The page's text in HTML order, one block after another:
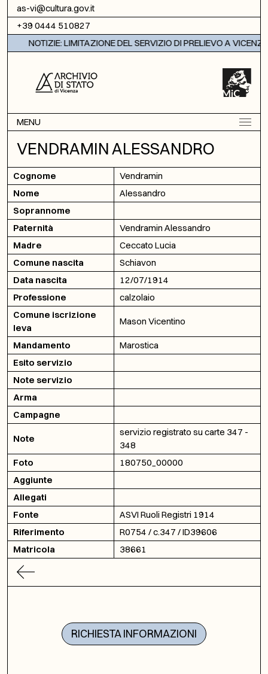
Vai al contenuto
as-vi@cultura.gov.it
+39 0444 510827
NOTIZIE: LIMITAZIONE DEL SERVIZIO DI PRELIEVO A VICENZA
MENU
VENDRAMIN ALESSANDRO
Cognome
Vendramin
Nome
Alessandro
Soprannome
Paternità
Vendramin Alessandro
Madre
Ceccato Lucia
Comune nascita
Schiavon
Data nascita
12/07/1914
Professione
calzolaio
Comune iscrizione
leva
Mason Vicentino
Mandamento
Marostica
Esito servizio
Note servizio
Arma
Campagne
Note
servizio registrato su carte 347 -
348
Foto
180750_00000
Aggiunte
Allegati
Fonte
ASVI Ruoli Registri 1914
Riferimento
R0754 / c.347 / ID39606
Matricola
38661
RICHIESTA INFORMAZIONI